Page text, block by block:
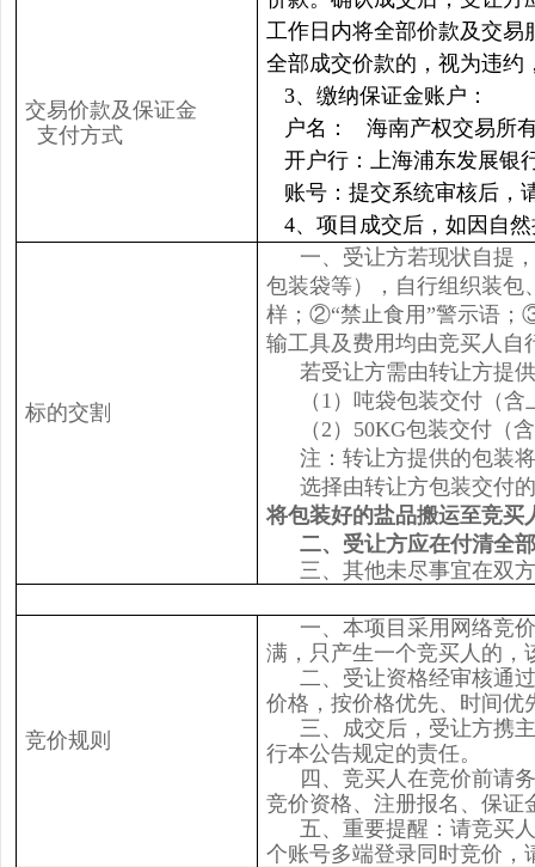
交易价款及保证金
支付方式
工作日内将全部价款及交易
全部成交价款的，视为违约
3、缴纳保证金账户：
户名： 海南产权交易所
开户行：上海浦东发展银
账号：提交系统审核后，
4、项目成交后，如因自
标的交割
一、受让方若现状自提
包装袋等），自行组织装
样；②“禁止食用”警示语；
输工具及费用均由竞买人自
若受让方需由转让方提
（1）吨袋包装交付（
（2）50KG包装交付（
注：转让方提供的包装
选择由转让方包装交付
将包装好的盐品搬运至竞买
二、受让方应在付清全
三、其他未尽事宜在双
竞价规则
一、本项目采用网络竞
满，只产生一个竞买人的，
二、受让资格经审核通
价格，按价格优先、时间优
三、成交后，受让方携
行本公告规定的责任。
四、竞买人在竞价前请
竞价资格、注册报名、保证
五、重要提醒：请竞买
个账号多端登录同时竞价，